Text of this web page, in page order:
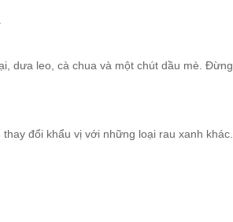
dưa leo, cà chua và một chút dầu mè. Đừng
đổi khẩu vị với những loại rau xanh khác.